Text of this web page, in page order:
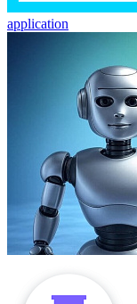
application